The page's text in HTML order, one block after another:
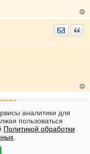
Часовой пояс: GMT + 7
© phpBB Limited
аналитики для
пользоваться
Политикой обработки